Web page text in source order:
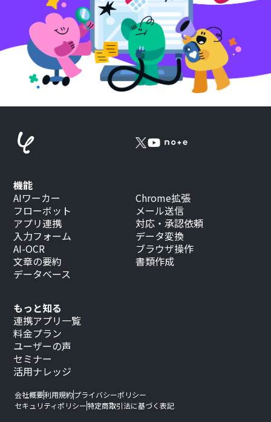
もっと知る
連携アプリ一覧
料金プラン
ユーザーの声
セミナー
活用ナレッジ
機能
AIワーカー
フローボット
アプリ連携
入力フォーム
AI-OCR
文章の要約
データベース
Chrome拡張
メール送信
対応・承認依頼
データ変換
ブラウザ操作
書類作成
会社概要利用規約プライバシーポリシー
セキュリティポリシー特定商取引法に基づく表記